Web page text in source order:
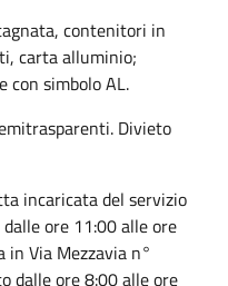
contenitori in
carta alluminio;
con simbolo AL.
Divieto
incaricata del servizio
ore 11:00 alle ore
in Via Mezzavia n°
dalle ore 8:00 alle ore